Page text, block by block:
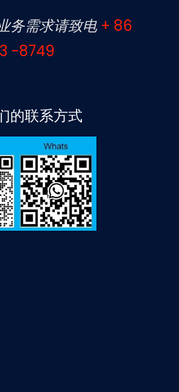
务需求请致电 + 86
-8749
的联系方式